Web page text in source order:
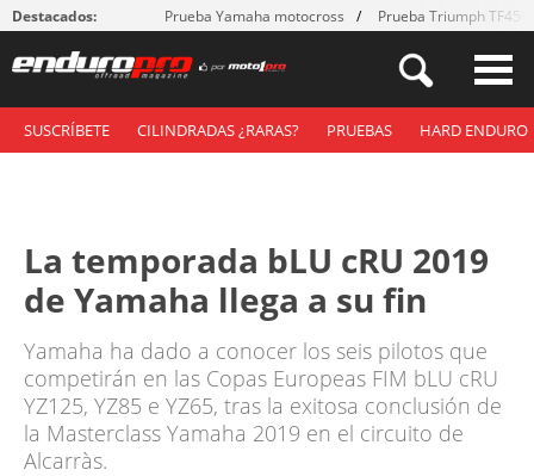
Destacados: Prueba Yamaha motocross Prueba Triumph
SUSCRÍBETE CILINDRADAS ¿RARAS? PRUEBAS HARD ENDURO
La temporada bLU cRU 2019
de Yamaha llega a su fin
Yamaha ha dado a conocer los seis pilotos que
competirán en las Copas Europeas FIM bLU cRU
YZ125, YZ85 e YZ65, tras la exitosa conclusión de
la Masterclass Yamaha 2019 en el circuito de
Alcarràs.